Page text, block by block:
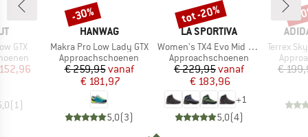
GTX
prijs
(1)
MERK
HANWAG
Artikel
Makra Pro Low Lady GTX
Productgroep
Approachschoenen
Prijs
€ 259,95Verlaagde prijs
vanaf
€ 181,97
5,0(3)
Korting
-30%
MERK
LA SPORTIVA
Artikel
Women's TX4 Evo Mid GTX
Productgroep
Approachschoenen
Prijs
€ 229,95Verlaagde prijs
vanaf
€ 183,96
+1
5,0(4)
Korting
tot -20%
Artikel
Terrex
€
-